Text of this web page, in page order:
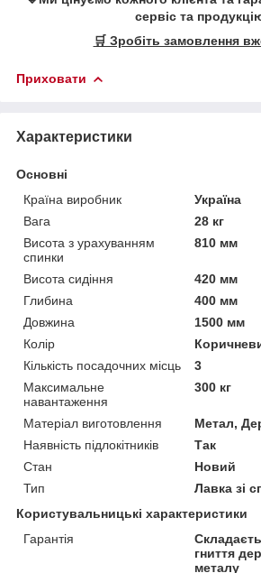
сервіс та
🛒 Зробіть замовлення
Приховати
Характеристики
Основні
Країна виробник
Україна
Вага
28 кг
Висота з урахуванням
спинки
810 мм
Висота сидіння
420 мм
Глибина
400 мм
Довжина
1500 мм
Колір
Кількість посадочних місць
3
Максимальне
навантаження
300 кг
Матеріал виготовлення
Метал,
Наявність підлокітників
Так
Стан
Новий
Тип
Лавка зі
Користувальницькі характеристики
Гарантія
гниття
металу